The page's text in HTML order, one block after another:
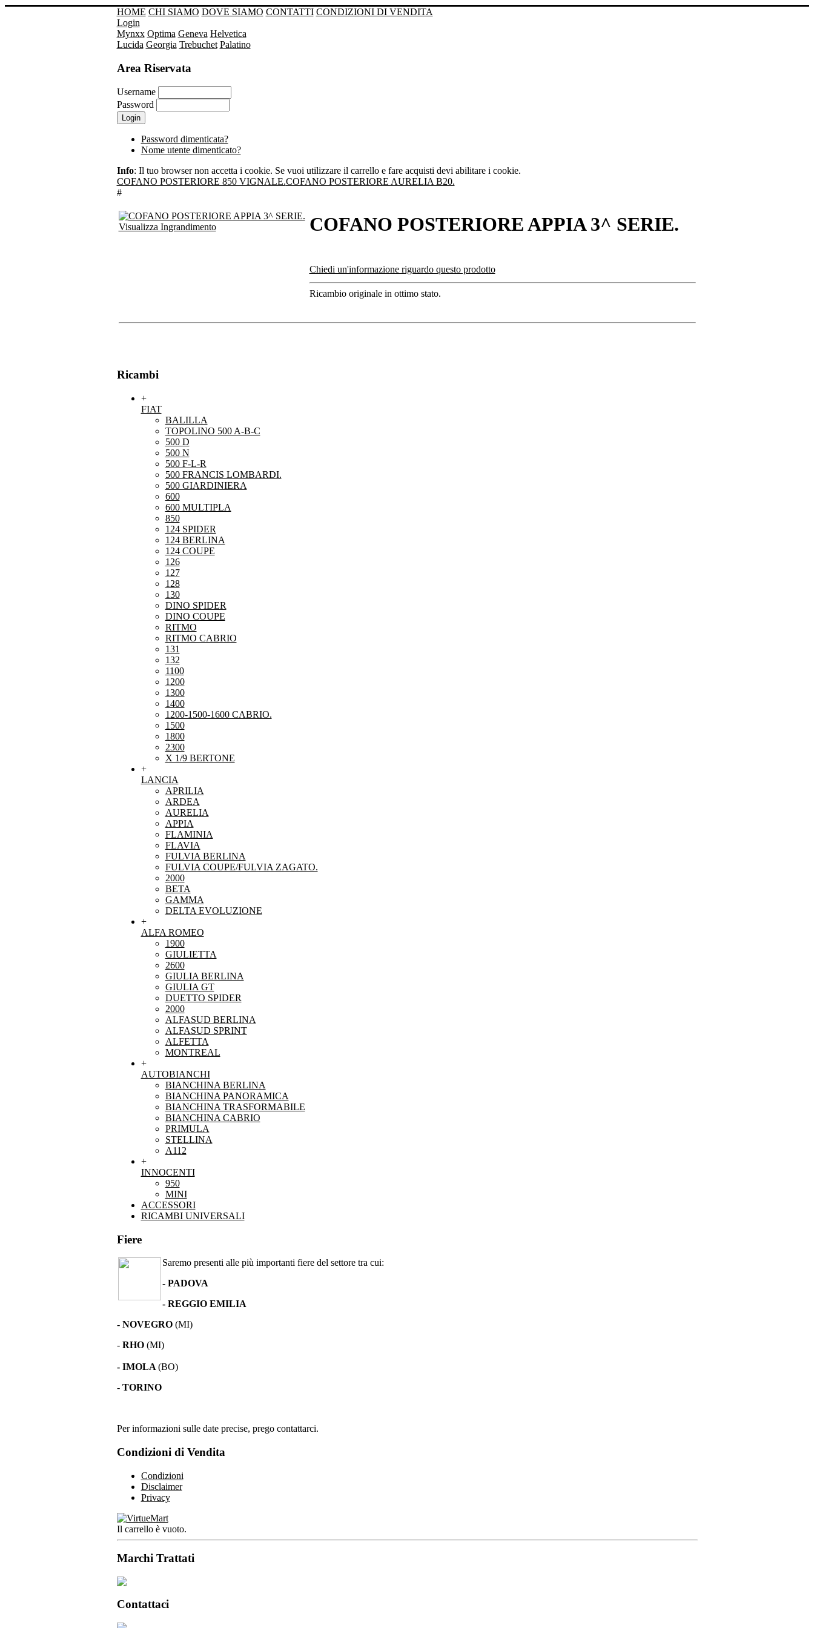
HOME CHI SIAMO DOVE SIAMO CONTATTI CONDIZIONI DI VENDITA
Login
Mynxx Optima Geneva Helvetica
Lucida Georgia Trebuchet Palatino
Area Riservata
Username
Password
Password dimenticata?
Nome utente dimenticato?
Info: Il tuo browser non accetta i cookie. Se vuoi utilizzare il carrello e fare acquisti devi abilitare i cookie.
COFANO POSTERIORE 850 VIGNALE.COFANO POSTERIORE AURELIA B20.
#
Visualizza Ingrandimento COFANO POSTERIORE APPIA 3^ SERIE.
Chiedi un'informazione riguardo questo prodotto
Ricambio originale in ottimo stato.
Ricambi
+
FIAT
BALILLA
TOPOLINO 500 A-B-C
500 D
500 N
500 F-L-R
500 FRANCIS LOMBARDI.
500 GIARDINIERA
600
600 MULTIPLA
850
124 SPIDER
124 BERLINA
124 COUPE
126
127
128
130
DINO SPIDER
DINO COUPE
RITMO
RITMO CABRIO
131
132
1100
1200
1300
1400
1200-1500-1600 CABRIO.
1500
1800
2300
X 1/9 BERTONE
+
LANCIA
APRILIA
ARDEA
AURELIA
APPIA
FLAMINIA
FLAVIA
FULVIA BERLINA
FULVIA COUPE/FULVIA ZAGATO.
2000
BETA
GAMMA
DELTA EVOLUZIONE
+
ALFA ROMEO
1900
GIULIETTA
2600
GIULIA BERLINA
GIULIA GT
DUETTO SPIDER
2000
ALFASUD BERLINA
ALFASUD SPRINT
ALFETTA
MONTREAL
+
AUTOBIANCHI
BIANCHINA BERLINA
BIANCHINA PANORAMICA
BIANCHINA TRASFORMABILE
BIANCHINA CABRIO
PRIMULA
STELLINA
A112
+
INNOCENTI
950
MINI
ACCESSORI
RICAMBI UNIVERSALI
Fiere
Saremo presenti alle più importanti fiere del settore tra cui:
- PADOVA
- REGGIO EMILIA
- NOVEGRO(MI)
-RHO (MI)
- IMOLA (BO)
- TORINO
Per informazioni sulle date precise, prego contattarci.
Condizioni di Vendita
Condizioni
Disclaimer
Privacy
Il carrello è vuoto.
Marchi Trattati
Contattaci